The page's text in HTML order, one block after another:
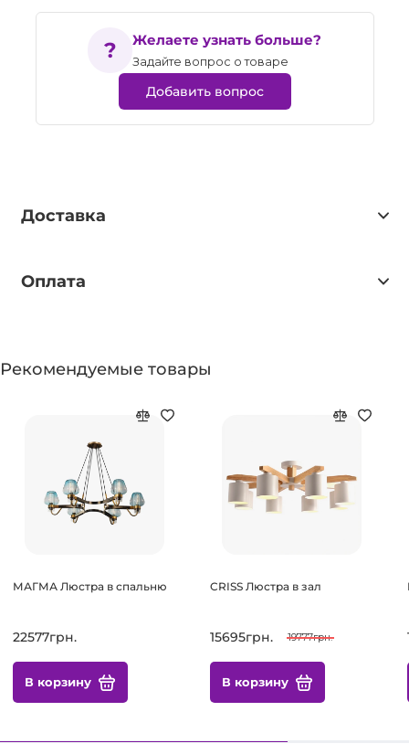
Желаете узнать больше?
Задайте вопрос о товаре
Добавить вопрос
Доставка
Оплата
Рекомендуемые товары
МАГМА Люстра в спальню
22577грн.
В корзину
CRISS Люстра в зал
15695грн. 19777грн.
В корзину